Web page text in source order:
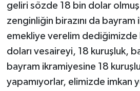
geliri sözde 18 bin dolar
zenginliğin birazını da
emekliye verelim dediğimizde
doları vesaireyi, 18 kuruşluk,
bayram ikramiyesine 18
yapamıyorlar, elimizde imkan